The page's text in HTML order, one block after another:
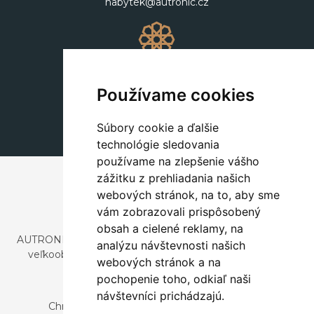
Používame cookies
Súbory cookie a ďalšie
technológie sledovania
používame na zlepšenie vášho
zážitku z prehliadania našich
webových stránok, na to, aby sme
vám zobrazovali prispôsobený
obsah a cielené reklamy, na
analýzu návštevnosti našich
webových stránok a na
pochopenie toho, odkiaľ naši
návštevníci prichádzajú.
+420 311 604 182
dekorace@autronic.cz
AUTRONIC, s.r.o. je spoločnosť zaoberajúca sa dovozom a
veľkoobchodným predajom dizajnového aj štýlového
nábytku a dekorácií.
Česká republika
Chrustenice 270, 267 12 Loděnice u Berouna